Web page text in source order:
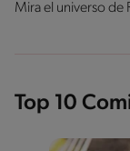
Mira el universo de
Top 10